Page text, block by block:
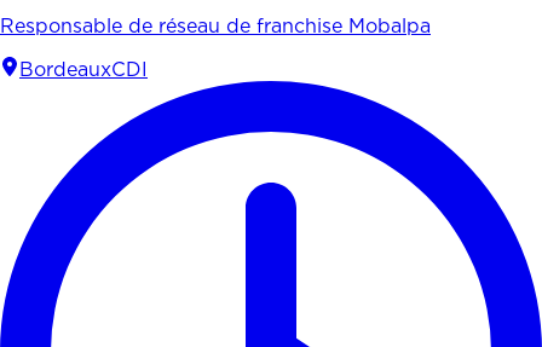
Responsable de réseau de franchise Mobalpa
BordeauxCDI